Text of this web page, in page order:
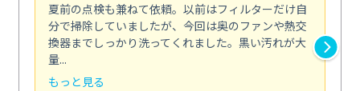
夏前の点検も兼ねて依頼。以前はフィルターだけ自
分で掃除していましたが、今回は奥のファンや熱交
換器までしっかり洗ってくれました。黒い汚れが大
量...
もっと見る